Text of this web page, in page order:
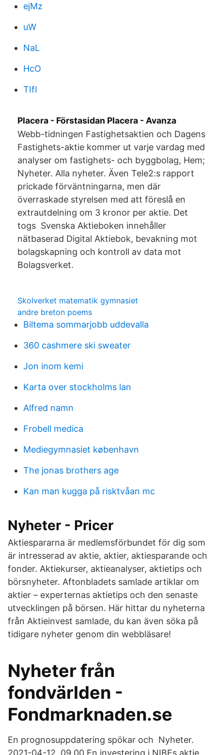
ejMz
uW
NaL
HcO
TIfI
Placera - Förstasidan Placera - Avanza
Webb-tidningen Fastighetsaktien och Dagens
Fastighets-aktie kommer ut varje vardag med
analyser om fastighets- och byggbolag, Hem;
Nyheter. Alla nyheter. Även Tele2:s rapport
prickade förväntningarna, men där
överraskade styrelsen med att föreslå en
extrautdelning om 3 kronor per aktie. Det
togs Svenska Aktieboken innehåller
nätbaserad Digital Aktiebok, bevakning mot
bolagskapning och kontroll av data mot
Bolagsverket.
Skolverket matematik gymnasiet
andre breton poems
Biltema sommarjobb uddevalla
360 cashmere ski sweater
Jon inom kemi
Karta over stockholms lan
Alfred namn
Frobell medica
Mediegymnasiet københavn
The jonas brothers age
Kan man kugga på risktvåan mc
Nyheter - Pricer
Aktiespararna är medlemsförbundet för dig som
är intresserad av aktie, aktier, aktiesparande och
fonder. Aktiekurser, aktieanalyser, aktietips och
börsnyheter. Aftonbladets samlade artiklar om
aktier – experternas aktietips och den senaste
utvecklingen på börsen. Här hittar du nyheterna
från Aktieinvest samlade, du kan även söka på
tidigare nyheter genom din webbläsare!
Nyheter från
fondvärlden -
Fondmarknaden.se
En prognosuppdatering spökar och Nyheter.
2021-04-12, 09.00 En investering i NIBEs aktie